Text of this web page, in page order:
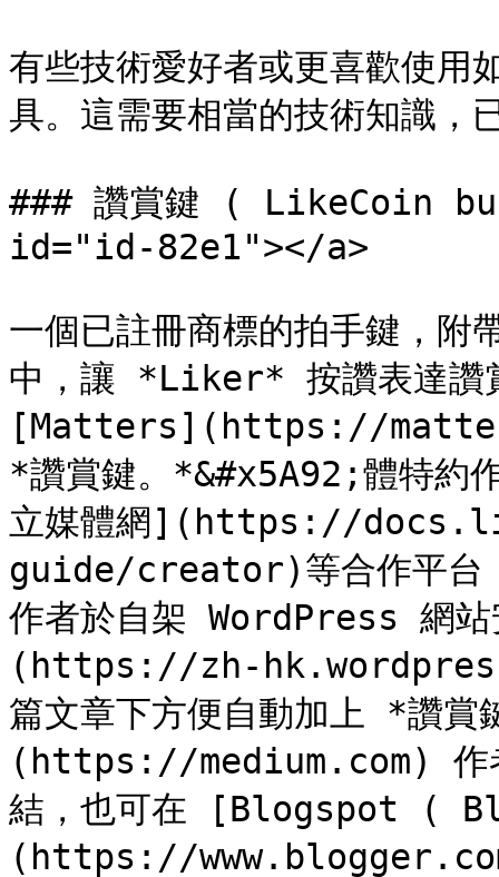
有些技術愛好者或更喜歡使用
具。這需要相當的技術知識，
### 讚賞鍵 ( LikeCoin
id="id-82e1"></a>
一個已註冊商標的拍手鍵，附
中，讓 *Liker* 按讚表達讚
[Matters](https://
*讚賞鍵。*&#x5A92;體特
立媒體網](https://
guide/creator)等合作平台
作者於自架 WordPress 網
(https://zh-
篇文章下方便自動加上 *讚
(https://medium.com) 作
結，也可在 [Blogspot (
(https://